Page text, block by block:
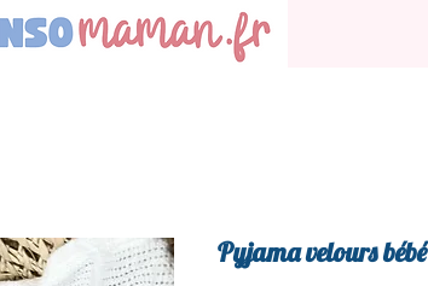
Pyjama velours bébé